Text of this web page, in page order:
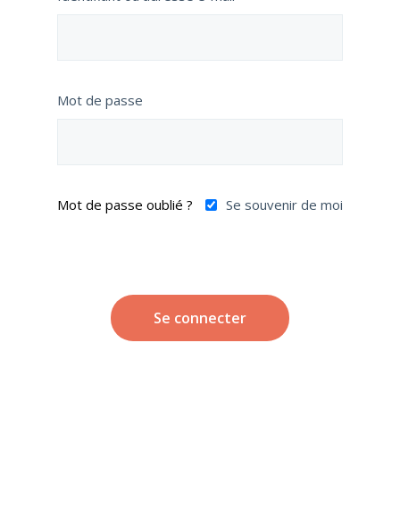
Mot de passe
Mot de passe oublié ? Se souvenir de moi